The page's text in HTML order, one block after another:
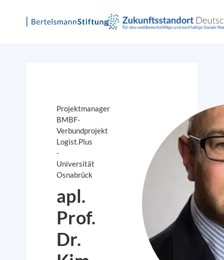
Projektmanager
BMBF-
Verbundprojekt
Logist.Plus
-
Universität
Osnabrück
apl.
Prof.
Dr.